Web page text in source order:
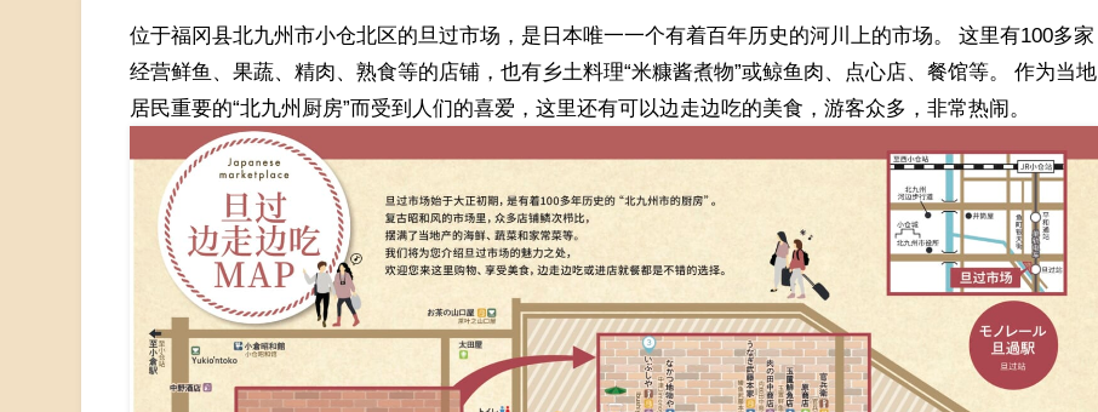
位于福冈县北九州市小仓北区的旦过市场，是日本唯一一个有着百年历史的河川上的市场。 这里有100多家
经营鲜鱼、果蔬、精肉、熟食等的店铺，也有乡土料理“米糠酱煮物”或鲸鱼肉、点心店、餐馆等。 作为当地
居民重要的“北九州厨房”而受到人们的喜爱，这里还有可以边走边吃的美食，游客众多，非常热闹。